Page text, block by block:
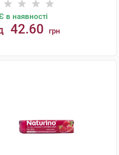
в наявності
42.60 грн